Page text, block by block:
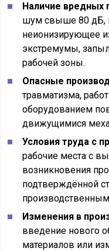
Наличие вредных
шум свыше 80 дБ,
неионизирующее
экстремумы,
рабочей зоны.
Опасные
травматизма,
оборудованием
движущимися
Условия труда с
рабочие места с
возникновения
подтверждённой
Изменения в
введение нового
материалов или